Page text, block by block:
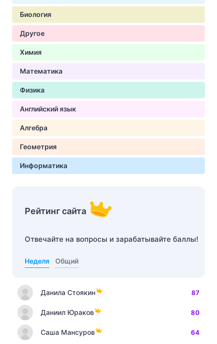
Биология
Другое
Химия
Математика
Физика
Английский язык
Алгебра
Геометрия
Информатика
Рейтинг сайта
Отвечайте на вопросы и зарабатывайте баллы!
Неделя Общий
Данила Стоякин 87
Даниил Юраков 80
Саша Мансуров 64